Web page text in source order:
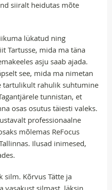
siiralt heidutas mõte
lükatud ning
Tartusse, mida ma täna
asju saab ajada.
see, mida ma nimetan
tartulikult rahulik suhtumine
tunnistan, et
osas osutus täiesti valeks.
professionaalne
mõlemas ReFocus
Ilusad inimesed,
silm. Kõrvus Tätte ja